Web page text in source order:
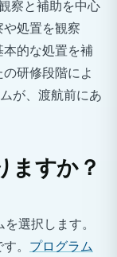
察と補助を中心
処置を観察
的な処置を補
研修段階によ
が、渡航前にあ
ますか？
選択します。
。 プログラム